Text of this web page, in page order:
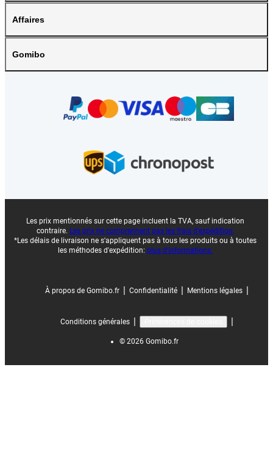
Affaires
Gomibo
Les prix mentionnés sur cette page incluent la TVA, sauf indication
contraire. Les prix ne comprennent pas les frais d'expédition.
*Les délais de livraison ne s'appliquent pas à tous les produits ou à toutes
les méthodes d'expédition: plus d'informations.
À propos de Gomibo.fr Confidentialité Mentions légales
Conditions générales
© 2026 Gomibo.fr